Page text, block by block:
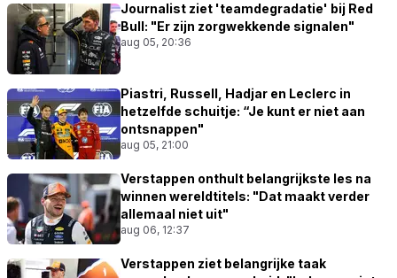
Journalist ziet 'teamdegradatie' bij Red
Bull: "Er zijn zorgwekkende signalen"
aug 05, 20:36
Piastri, Russell, Hadjar en Leclerc in
hetzelfde schuitje: “Je kunt er niet aan
ontsnappen"
aug 05, 21:00
Verstappen onthult belangrijkste les na
winnen wereldtitels: "Dat maakt verder
allemaal niet uit"
aug 06, 12:37
Verstappen ziet belangrijke taak